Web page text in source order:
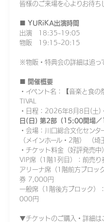
皆様のご来場を心よりお待ち
■ YURiKA出演時間
出演 18:35~19:05
物販 19:15~20:15
※物販・特典会の詳細は追っ
■ 開催概要
・イベント名：【音楽と食
TIVAL
・日程：2026年8月8日(土
日(日) 第2部（15:00開場／
・会場：川口総合文化セン
（メインホール・2階） （
・チケット料金（好評発売中
VIP席（1階1列目）：前売
アリーナ席（1階前方ブロ
券 7,000円
一般席（1階後方ブロック
000円
▼チケットのご購入・詳細は